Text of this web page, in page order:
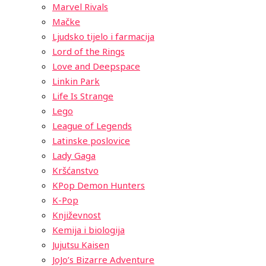
Marvel Rivals
Mačke
Ljudsko tijelo i farmacija
Lord of the Rings
Love and Deepspace
Linkin Park
Life Is Strange
Lego
League of Legends
Latinske poslovice
Lady Gaga
Kršćanstvo
KPop Demon Hunters
K-Pop
Književnost
Kemija i biologija
Jujutsu Kaisen
JoJo’s Bizarre Adventure